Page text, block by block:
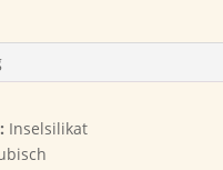
Inselsilikat